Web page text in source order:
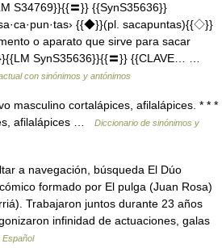
S34769}}{{〓}} {{SynS35636}}
{{◆}}(pl. sacapuntas){{◇}}
o aparato que sirve para sacar
SynS35636}}{{〓}} {{CLAVE… …
con sinónimos y antónimos
masculino cortalápices, afilalápices. * * *
afilalápices …
Diccionario de sinónimos y
a navegación, búsqueda El Dúo
formado por El pulga (Juan Rosa)
Trabajaron juntos durante 23 años
infinidad de actuaciones, galas
Español